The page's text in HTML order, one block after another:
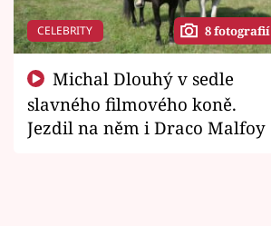
CELEBRITY 8 fotografií
slavného filmového koně.
Jezdil na něm i Draco Malfoy